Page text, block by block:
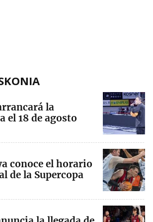
la
el 18 de agosto
conoce el horario
de la Supercopa